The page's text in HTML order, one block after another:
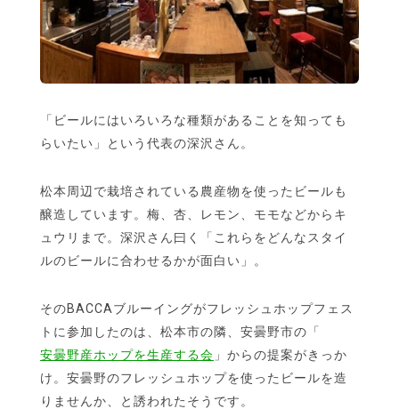
「ビールにはいろいろな種類があることを知っても
らいたい」という代表の深沢さん。
松本周辺で栽培されている農産物を使ったビールも
醸造しています。梅、杏、レモン、モモなどからキ
ュウリまで。深沢さん曰く「これらをどんなスタイ
ルのビールに合わせるかが面白い」。
そのBACCAブルーイングがフレッシュホップフェス
トに参加したのは、松本市の隣、安曇野市の「
安曇野産ホップを生産する会 」からの提案がきっか
け。安曇野のフレッシュホップを使ったビールを造
りませんか、と誘われたそうです。